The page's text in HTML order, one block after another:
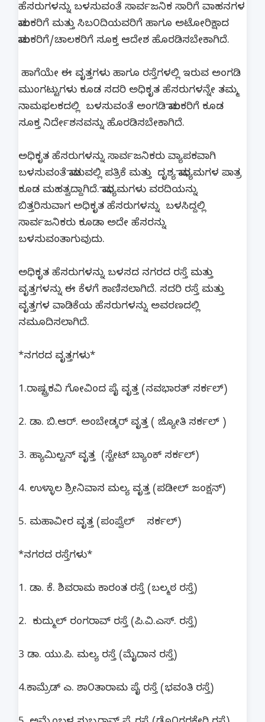
ಹೆಸರುಗಳನ್ನು ಬಳಸುವಂತೆ ಸಾರ್ವಜನಿಕ ಸಾರಿಗೆ ವಾಹನಗಳ
ಮಾಲಕರಿಗೆ ಮತ್ತು ಸಿಬ೦ದಿಯವರಿಗೆ ಹಾಗೂ ಅಟೋರಿಕ್ಷಾದ
ಮಾಲಕರಿಗೆ/ಚಾಲಕರಿಗೆ ಸೂಕ್ತ ಆದೇಶ ಹೊರಡಿಸಬೇಕಾಗಿದೆ.
ಹಾಗೆಯೇ ಈ ವೃತ್ತಗಳು ಹಾಗೂ ರಸ್ತೆಗಳಲ್ಲಿ ಇರುವ ಅಂಗಡಿ
ಮುಂಗಟ್ಟುಗಳು ಕೂಡ ಸದರಿ ಅಧಿಕೃತ ಹೆಸರುಗಳನ್ನೇ ತಮ್ಮ
ನಾಮಫಲಕದಲ್ಲಿ ಬಳಸುವಂತೆ ಅಂಗಡಿ ಮಾಲಕರಿಗೆ ಕೂಡ
ಸೂಕ್ತ ನಿರ್ದೇಶನವನ್ನು ಹೊರಡಿಸಬೇಕಾಗಿದೆ.
ಅಧಿಕೃತ ಹೆಸರುಗಳನ್ನು ಸಾರ್ವಜನಿಕರು ವ್ಯಾಪಕವಾಗಿ
ಬಳಸುವಂತೆ ಮಾಡುವಲ್ಲಿ ಪತ್ರಿಕೆ ಮತ್ತು ದೃಶ್ಯ ಮಾಧ್ಯಮಗಳ ಪಾತ್ರ
ಕೂಡ ಮಹತ್ವದ್ದಾಗಿದೆ. ಮಾಧ್ಯಮಗಳು ವರದಿಯನ್ನು
ಬಿತ್ತರಿಸುವಾಗ ಅಧಿಕೃತ ಹೆಸರುಗಳನ್ನು ಬಳಸಿದ್ದಲ್ಲಿ
ಸಾರ್ವಜನಿಕರು ಕೂಡಾ ಅದೇ ಹೆಸರನ್ನು
ಬಳಸುವಂತಾಗುವುದು.
ಅಧಿಕೃತ ಹೆಸರುಗಳನ್ನು ಬಳಸದ ನಗರದ ರಸ್ತೆ ಮತ್ತು
ವೃತ್ತಗಳನ್ನು ಈ ಕೆಳಗೆ ಕಾಣಿಸಲಾಗಿದೆ. ಸದರಿ ರಸ್ತೆ ಮತ್ತು
ವೃತ್ತಗಳ ವಾಡಿಕೆಯ ಹೆಸರುಗಳನ್ನು ಅವರಣದಲ್ಲಿ
ನಮೂದಿಸಲಾಗಿದೆ.
*ನಗರದ ವೃತ್ತಗಳು*
1.ರಾಷ್ಟ್ರಕವಿ ಗೋವಿಂದ ಪೈ ವೃತ್ತ (ನವಭಾರತ್ ಸರ್ಕಲ್)
2. ಡಾ. ಬಿ.ಆರ್. ಅಂಬೇಡ್ಕರ್ ವೃತ್ತ ( ಜ್ಯೋತಿ ಸರ್ಕಲ್ )
3. ಹ್ಯಾಮಿಲ್ಟನ್ ವೃತ್ತ (ಸ್ಟೇಟ್ ಬ್ಯಾಂಕ್ ಸರ್ಕಲ್)
4. ಉಳ್ಳಾಲ ಶ್ರೀನಿವಾಸ ಮಲ್ಯ ವೃತ್ತ (ಪಡೀಲ್ ಜಂಕ್ಷನ್)
5. ಮಹಾವೀರ ವೃತ್ತ (ಪಂಪ್ವೆಲ್ ಸರ್ಕಲ್)
*ನಗರದ ರಸ್ತೆಗಳು*
1. ಡಾ. ಕೆ. ಶಿವರಾಮ ಕಾರಂತ ರಸ್ತೆ (ಬಲ್ಮಠ ರಸ್ತೆ)
2. ಕುದ್ಮುಲ್ ರಂಗರಾವ್ ರಸ್ತೆ (ಪಿ.ವಿ.ಎಸ್. ರಸ್ತೆ)
3 ಡಾ. ಯು.ಪಿ. ಮಲ್ಯ ರಸ್ತೆ (ಮೈದಾನ ರಸ್ತೆ)
4.ಕಾಮ್ರೆಡ್‌ ಎ. ಶಾ೦ತಾರಾಮ ಪೈ ರಸ್ತೆ (ಭವಂತಿ ರಸ್ತೆ)